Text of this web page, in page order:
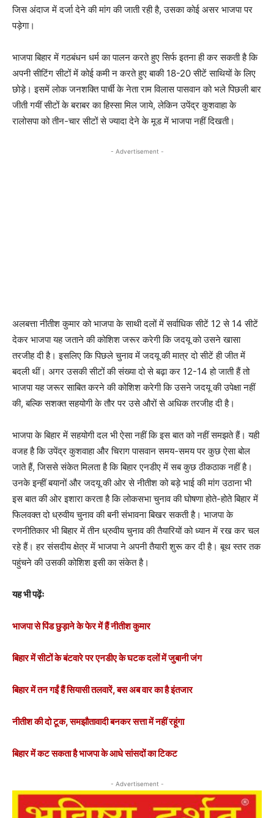
जिस अंदाज में दर्जा देने की मांग की जाती रही है, उसका कोई असर भाजपा पर
पड़ेगा।
भाजपा बिहार में गठबंधन धर्म का पालन करते हुए सिर्फ इतना ही कर सकती है कि
अपनी सीटिंग सीटों में कोई कमी न करते हुए बाकी 18-20 सीटें साथियों के लिए
छोड़े। इसमें लोक जनशक्ति पार्ची के नेता राम विलास पासवान को भले पिछली बार
जीती गयीं सीटों के बराबर का हिस्सा मिल जाये, लेकिन उपेंद्र कुशवाहा के
रालोसपा को तीन-चार सीटों से ज्यादा देने के मूड में भाजपा नहीं दिखती।
- Advertisement -
अलबत्ता नीतीश कुमार को भाजपा के साथी दलों में सर्वाधिक सीटें 12 से 14 सीटें
देकर भाजपा यह जताने की कोशिश जरूर करेगी कि जदयू को उसने खासा
तरजीह दी है। इसलिए कि पिछले चुनाव में जदयू की मात्र दो सीटें ही जीत में
बदली थीं। अगर उसकी सीटों की संख्या दो से बढ़ा कर 12-14 हो जाती हैं तो
भाजपा यह जरूर साबित करने की कोशिश करेगी कि उसने जदयू की उपेक्षा नहीं
की, बल्कि सशक्त सहयोगी के तौर पर उसे औरों से अधिक तरजीह दी है।
भाजपा के बिहार में सहयोगी दल भी ऐसा नहीं कि इस बात को नहीं समझते हैं। यही
वजह है कि उपेंद्र कुशवाहा और चिराग पासवान समय-समय पर कुछ ऐसा बोल
जाते हैं, जिससे संकेत मिलता है कि बिहार एनडीए में सब कुछ ठीकठाक नहीं है।
उनके इन्हीं बयानों और जदयू की ओर से नीतीश को बड़े भाई की मांग उठाना भी
इस बात की ओर इशारा करता है कि लोकसभा चुनाव की घोषणा होते-होते बिहार में
फिलवक्त दो ध्रुवीय चुनाव की बनी संभावना बिखर सकती है। भाजपा के
रणनीतिकार भी बिहार में तीन ध्रुवीय चुनाव की तैयारियों को ध्यान में रख कर चल
रहे हैं। हर संसदीय क्षेत्र में भाजपा ने अपनी तैयारी शुरू कर दी है। बूथ स्तर तक
पहुंचने की उसकी कोशिश इसी का संकेत है।
यह भी पढ़ेंः
भाजपा से पिंड छुड़ाने के फेर में हैं नीतीश कुमार
बिहार में सीटों के बंटवारे पर एनडीए के घटक दलों में जुबानी जंग
बिहार में तन गईं हैं सियासी तलवारें, बस अब वार का है इंतजार
नीतीश की दो टूक, समझौतावादी बनकर सत्ता में नहीं रहूंगा
बिहार में कट सकता है भाजपा के आधे सांसदों का टिकट
- Advertisement -